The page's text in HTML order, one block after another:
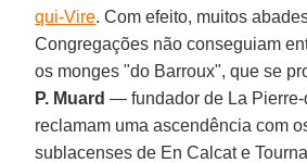
qui-Vire. Com efeito, muitos
Congregações não conseguiam
os monges "do Barroux", que se
P. Muard — fundador de La
reclamam uma ascendência com
sublacenses de En Calcat e